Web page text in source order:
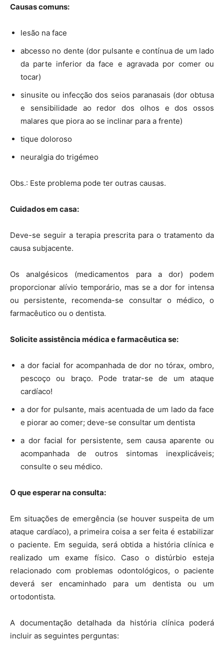
Causas comuns:
lesão na face
abcesso no dente (dor pulsante e contínua de um lado
da parte inferior da face e agravada por comer ou
tocar)
sinusite ou infecção dos seios paranasais (dor obtusa
e sensibilidade ao redor dos olhos e dos ossos
malares que piora ao se inclinar para a frente)
tique doloroso
neuralgia do trigémeo
Obs.: Este problema pode ter outras causas.
Cuidados em casa:
Deve-se seguir a terapia prescrita para o tratamento da
causa subjacente.
Os analgésicos (medicamentos para a dor) podem
proporcionar alívio temporário, mas se a dor for intensa
ou persistente, recomenda-se consultar o médico, o
farmacêutico ou o dentista.
Solicite assistência médica e farmacêutica se:
a dor facial for acompanhada de dor no tórax, ombro,
pescoço ou braço. Pode tratar-se de um ataque
cardíaco!
a dor for pulsante, mais acentuada de um lado da face
e piorar ao comer; deve-se consultar um dentista
a dor facial for persistente, sem causa aparente ou
acompanhada de outros sintomas inexplicáveis;
consulte o seu médico.
O que esperar na consulta:
Em situações de emergência (se houver suspeita de um
ataque cardíaco), a primeira coisa a ser feita é estabilizar
o paciente. Em seguida, será obtida a história clínica e
realizado um exame físico. Caso o distúrbio esteja
relacionado com problemas odontológicos, o paciente
deverá ser encaminhado para um dentista ou um
ortodontista.
A documentação detalhada da história clínica poderá
incluir as seguintes perguntas: